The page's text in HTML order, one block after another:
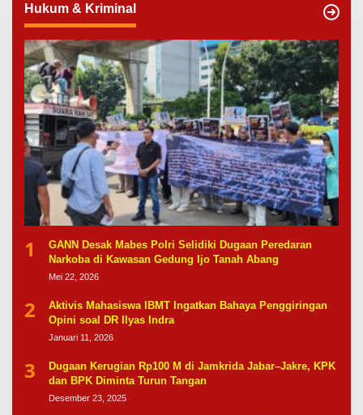
Hukum & Kriminal
1
GANN Desak Mabes Polri Selidiki Dugaan Peredaran
Narkoba di Kawasan Gedung Ijo Tanah Abang
Mei 22, 2026
2
Aktivis Mahasiswa IBMT Ingatkan Bahaya Penggiringan
Opini soal DR Ilyas Indra
Januari 11, 2026
3
Dugaan Kerugian Rp100 M di Jamkrida Jabar–Jakre, KPK
dan BPK Diminta Turun Tangan
Desember 23, 2025